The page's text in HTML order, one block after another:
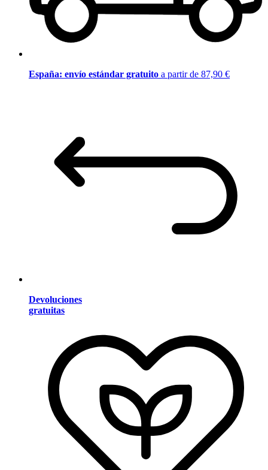
España: envío estándar gratuito a partir de 87,90 €
Devoluciones
gratuitas